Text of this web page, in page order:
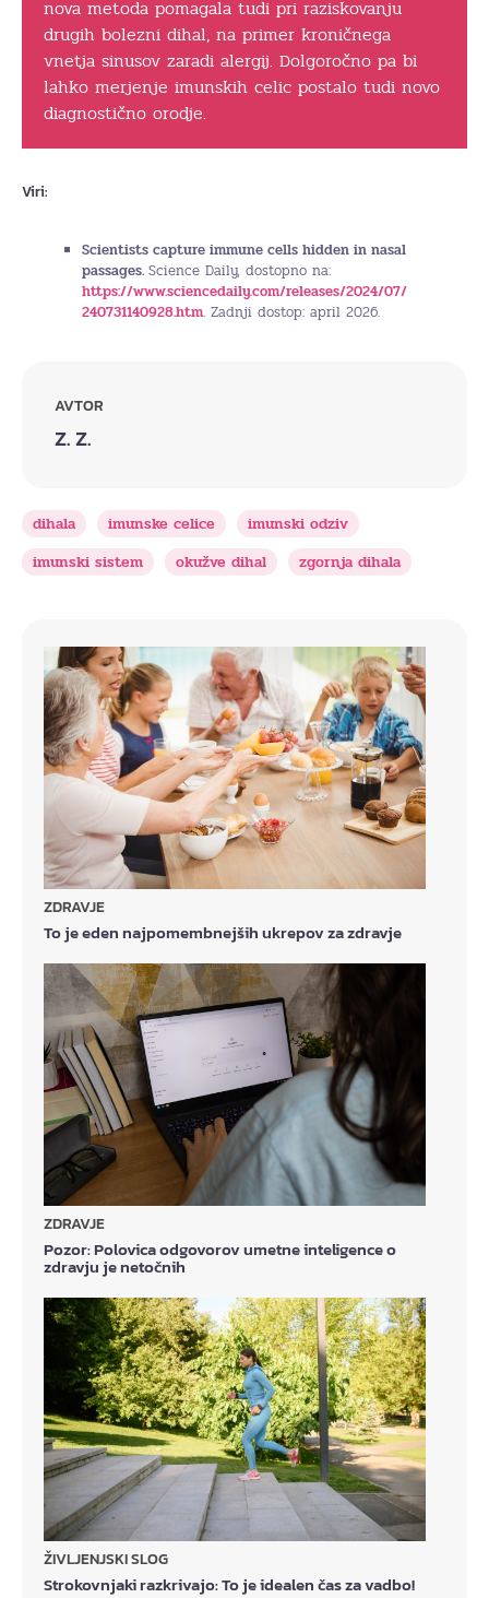
nova metoda pomagala tudi pri raziskovanju
drugih bolezni dihal, na primer kroničnega
vnetja sinusov zaradi alergij. Dolgoročno pa bi
lahko merjenje imunskih celic postalo tudi novo
diagnostično orodje.
Viri:
Scientists capture immune cells hidden in nasal
passages. Science Daily, dostopno na:
https://www.sciencedaily.com/releases/2024/07/
240731140928.htm. Zadnji dostop: april 2026.
AVTOR
Z. Z.
dihala imunske celice
imunski odziv
imunski sistem
okužve dihal zgornja dihala
ZDRAVJE
To je eden najpomembnejših ukrepov za zdravje
ZDRAVJE
Pozor: Polovica odgovorov umetne inteligence o
zdravju je netočnih
ŽIVLJENJSKI SLOG
Strokovnjaki razkrivajo: To je idealen čas za vadbo!